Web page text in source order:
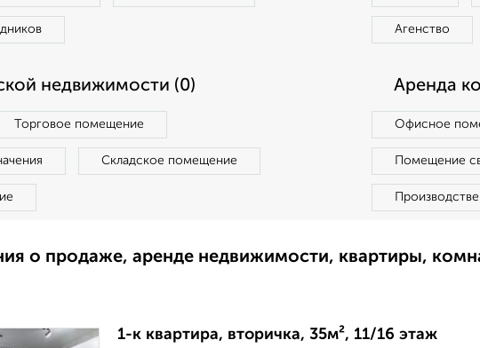
Агенство
недвижимости (0)
Торговое помещение
Складское помещение
Аренда
Офисное
Помещение
о продаже, аренде недвижимости, квартиры,
1-к квартира, вторичка, 35м², 11/16 этаж